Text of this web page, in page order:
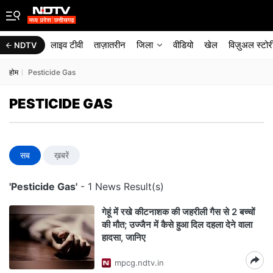
NDTV लाइव टीवी ताज़ातरीन जिला वीडियो खेल विज़ुअल
होम Pesticide Gas
PESTICIDE GAS
सब ख़बरें
'Pesticide Gas' - 1 News Result(s)
गेहूं में रखे कीटनाशक की जहरीली गैस से 2 बच्चों
की मौत; उज्जैन में कैसे हुआ दिल दहला देने वाला
हादसा, जानिए
mpcg.ndtv.in